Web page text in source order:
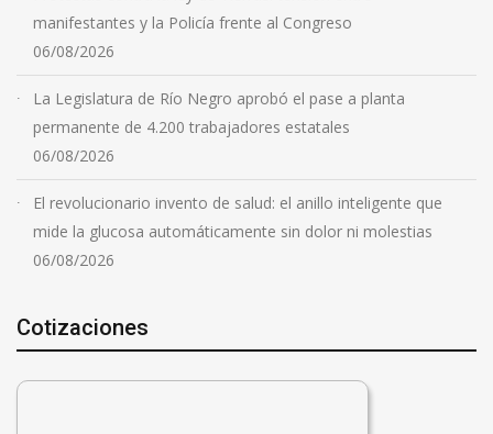
manifestantes y la Policía frente al Congreso
06/08/2026
La Legislatura de Río Negro aprobó el pase a planta
permanente de 4.200 trabajadores estatales
06/08/2026
El revolucionario invento de salud: el anillo inteligente que
mide la glucosa automáticamente sin dolor ni molestias
06/08/2026
Cotizaciones